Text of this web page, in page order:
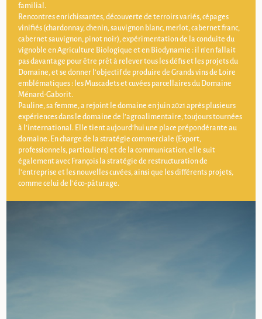
familial.
Rencontres enrichissantes, découverte de terroirs variés, cépages
vinifiés (chardonnay, chenin, sauvignon blanc, merlot, cabernet franc,
cabernet sauvignon, pinot noir), expérimentation de la conduite du
vignoble en Agriculture Biologique et en Biodynamie : il n’en fallait
pas davantage pour être prêt à relever tous les défis et les projets du
Domaine, et se donner l’objectif de produire de Grands vins de Loire
emblématiques : les Muscadets et cuvées parcellaires du Domaine
Ménard-Gaborit.
Pauline, sa femme, a rejoint le domaine en juin 2021 après plusieurs
expériences dans le domaine de l’agroalimentaire, toujours tournées
à l’international. Elle tient aujourd’hui une place prépondérante au
domaine. En charge de la stratégie commerciale (Export,
professionnels, particuliers) et de la communication, elle suit
également avec François la stratégie de restructuration de
l’entreprise et les nouvelles cuvées, ainsi que les différents projets,
comme celui de l’éco-pâturage.